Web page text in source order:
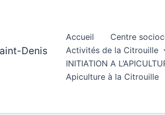
Denis
Accueil Centre
Activités de la Citrouille
INITIATION A
Apiculture à la Citrouille